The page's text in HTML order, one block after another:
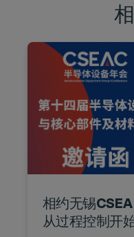
相约无锡
从过程控制开